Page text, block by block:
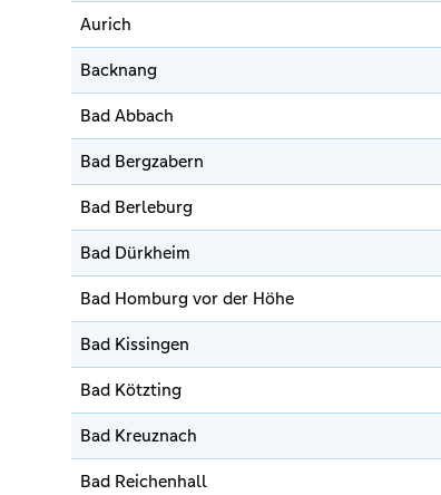
Aurich
Backnang
Bad Abbach
Bad Bergzabern
Bad Berleburg
Bad Dürkheim
Bad Homburg vor der Höhe
Bad Kissingen
Bad Kötzting
Bad Kreuznach
Bad Reichenhall